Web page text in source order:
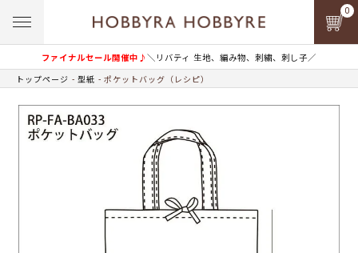
ファイナルセール開催中♪＼リバティ 生地、編み物、刺繍、刺し子／
0
トップページ 型紙 ポケットバッグ（レシピ）